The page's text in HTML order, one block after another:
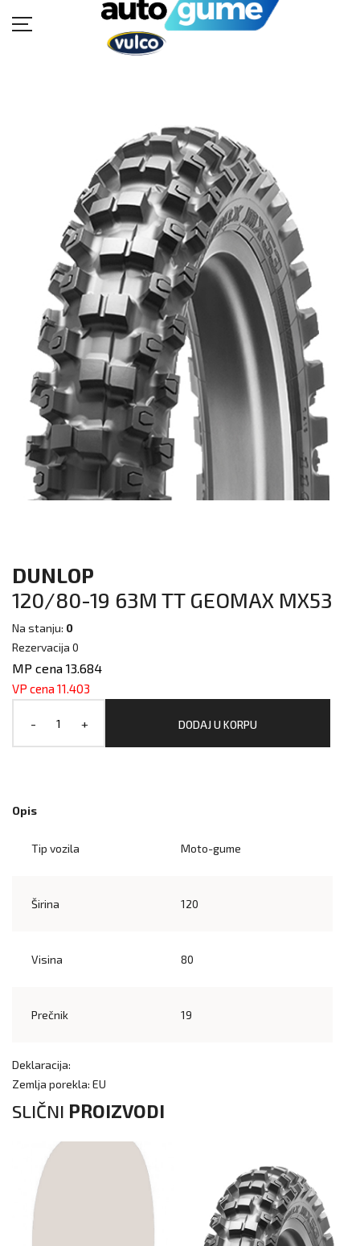
BUKVAR GUMA
KONTAKT
DUNLOP
120/80-19 63M TT GEOMAX MX53
Na stanju: 0
Rezervacija 0
MP cena 13.684
VP cena 11.403
- + DODAJ U KORPU
Opis
Tip vozila Moto-gume
Širina 120
Visina 80
Prečnik 19
Deklaracija:
Zemlja porekla: EU
SLIČNI PROIZVODI